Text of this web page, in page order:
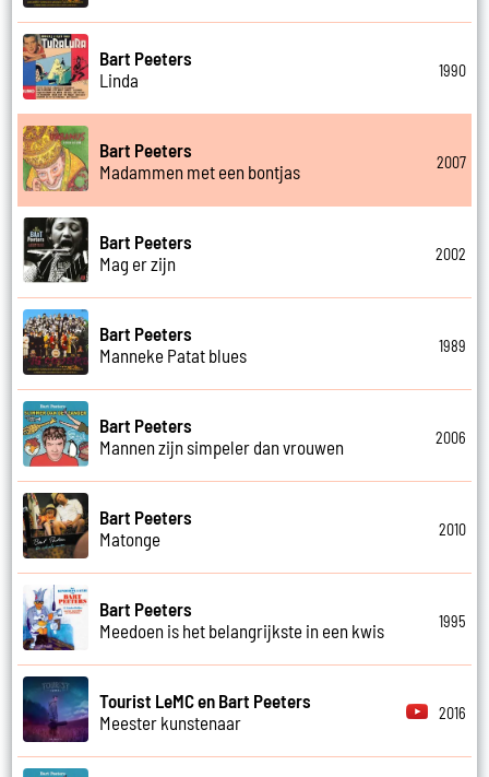
Bart Peeters
Linda
1990
Bart Peeters
Madammen met een bontjas
2007
Bart Peeters
Mag er zijn
2002
Bart Peeters
Manneke Patat blues
1989
Bart Peeters
Mannen zijn simpeler dan vrouwen
2006
Bart Peeters
Matonge
2010
Bart Peeters
Meedoen is het belangrijkste in een kwis
1995
Tourist LeMC en Bart Peeters
Meester kunstenaar
2016